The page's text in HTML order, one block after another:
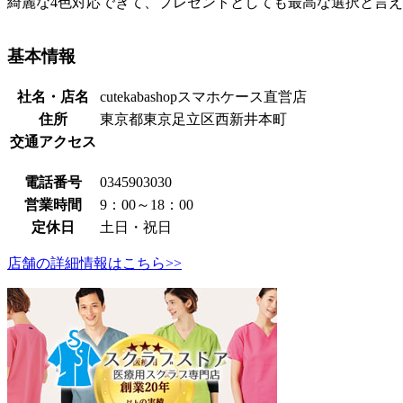
基本情報
社名・店名
cutekabashopスマホケース直営店
住所
東京都東京足立区西新井本町
交通アクセス
電話番号
0345903030
営業時間
9：00～18：00
定休日
土日・祝日
店舗の詳細情報はこちら>>